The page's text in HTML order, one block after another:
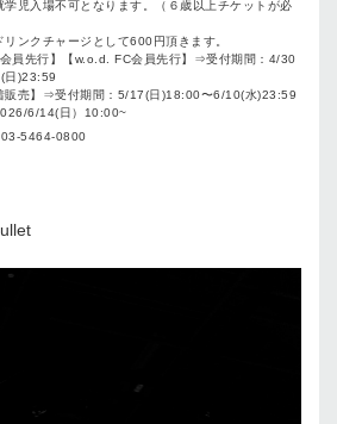
児入場不可となります。（６歳以上チケットが必
ンクチャージとして600円頂きます。
会員先行】【w.o.d. FC会員先行】⇒受付期間：4/30
日)23:59
販売】⇒受付期間：5/17(日)18:00〜6/10(水)23:59
6/14(日）10:00~
5464-0800